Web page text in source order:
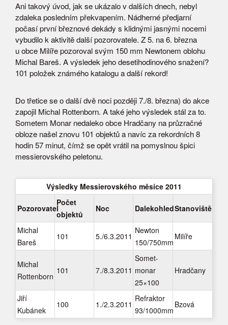
Ani takový úvod, jak se ukázalo v dalších dnech, nebyl
zdaleka posledním překvapením. Nádherné předjarní
počasí první březnové dekády s klidnými jasnými nocemi
vybudilo k aktivitě další pozorovatele. Z 5. na 6. března
u obce Milíře pozoroval svým 150 mm Newtonem oblohu
Michal Bareš. A výsledek jeho desetihodinového snažení?
101 položek známého katalogu a další rekord!
Do třetice se o další dvě noci později 7./8. března) do akce
zapojil Michal Rottenborn. A také jeho výsledek stál za to.
Sometem Monar nedaleko obce Hradčany na průzračné
obloze našel znovu 101 objektů a navíc za rekordních 8
hodin 57 minut, čímž se opět vrátil na pomyslnou špici
messierovského peletonu.
Výsledky Messierovského měsíce 2011
Pozorovatel
Počet
objektů
Noc DalekohledStanoviště
Michal
Bareš
101 5./6.3.2011
Newton
150/750mm
Milíře
Michal
Rottenborn
101 7./8.3.2011
Somet-
monar
25×100
Hradčany
Jiří
Kubánek
100 1./2.3.2011
Refraktor
93/1000mm
Bzová